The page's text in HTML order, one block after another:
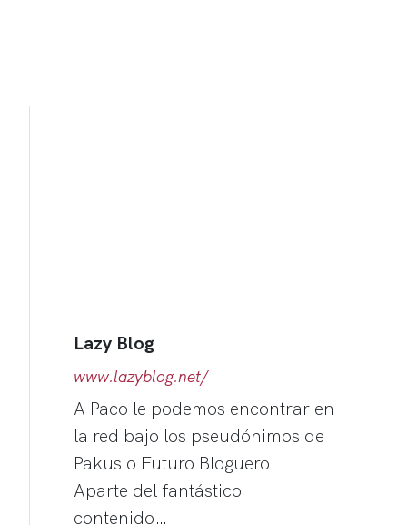
Lazy Blog
www.lazyblog.net/
A Paco le podemos encontrar en
la red bajo los pseudónimos de
Pakus o Futuro Bloguero.
Aparte del fantástico
contenido…